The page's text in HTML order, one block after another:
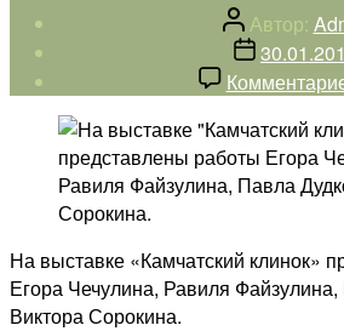
Автор
записи
Автор:
Дата
записи
На выставке «Камчатский клинок»
Егора Чечулина, Равиля
Виктора Сорокина.